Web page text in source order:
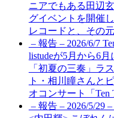
ニアでもある田辺
グイベントを開催
レコードと、その
– 報告 – 2026/6/7
listudeが5月から6
「初夏の三奏」ラ
ト・相川瞳さんと
オコンサート「Ten
– 報告 – 2026/5/29